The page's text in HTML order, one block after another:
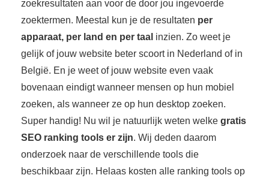
zoekresultaten aan voor de door jou ingevoerde
zoektermen. Meestal kun je de resultaten per
apparaat, per land en per taal inzien. Zo weet je
gelijk of jouw website beter scoort in Nederland of in
België. En je weet of jouw website even vaak
bovenaan eindigt wanneer mensen op hun mobiel
zoeken, als wanneer ze op hun desktop zoeken.
Super handig! Nu wil je natuurlijk weten welke gratis
SEO ranking tools er zijn. Wij deden daarom
onderzoek naar de verschillende tools die
beschikbaar zijn. Helaas kosten alle ranking tools op